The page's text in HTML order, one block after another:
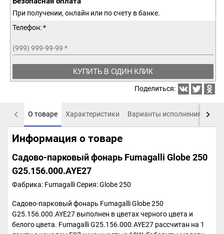
При получении, онлайн или по счету в банке.
Телефон: *
(999) 999-99-99 *
КУПИТЬ В ОДИН КЛИК
Поделиться:
О товаре Характеристики Варианты исполнения
Информация о товаре
Садово-парковый фонарь Fumagalli Globe 250
G25.156.000.AYE27
Фабрика: FumagalliСерия: Globe 250
Садово-парковый фонарь Fumagalli Globe 250
G25.156.000.AYE27 выполнен в цветах черного цвета и
белого цвета. Fumagalli G25.156.000.AYE27 рассчитан на 1